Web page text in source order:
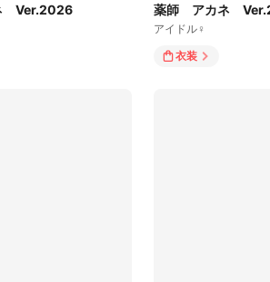
Ver.2026 薬師 アカネ
アイドル♀
衣装